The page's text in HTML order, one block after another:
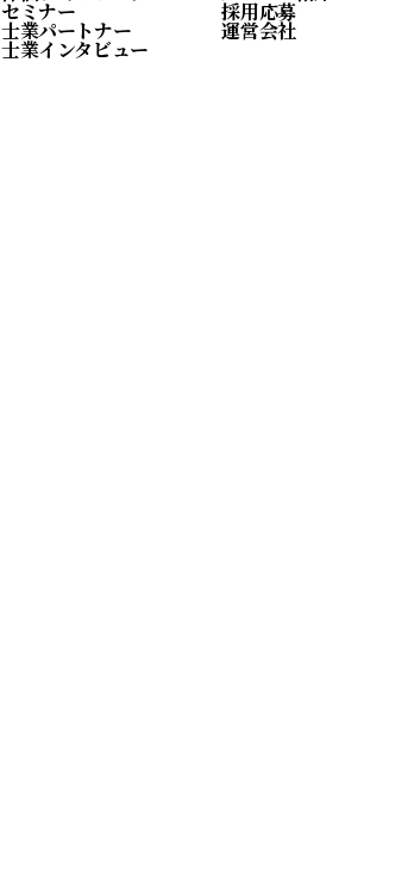
セミナー
士業パートナー
士業インタビュー
採用応募
運営会社